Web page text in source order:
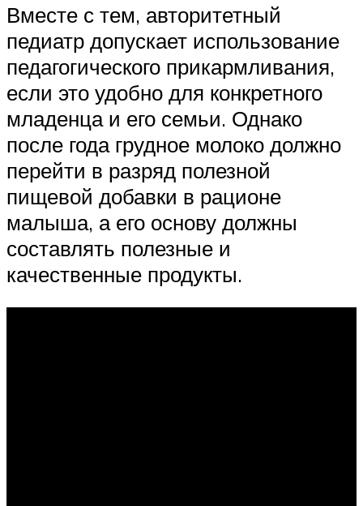
Вместе с тем, авторитетный
педиатр допускает использование
педагогического прикармливания,
если это удобно для конкретного
младенца и его семьи. Однако
после года грудное молоко должно
перейти в разряд полезной
пищевой добавки в рационе
малыша, а его основу должны
составлять полезные и
качественные продукты.